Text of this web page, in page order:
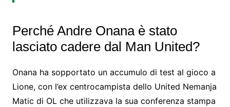
Perché Andre Onana è stato
lasciato cadere dal Man United?
Onana ha sopportato un accumulo di test al gioco a
Lione, con l’ex centrocampista dello United Nemanja
Matic di OL che utilizzava la sua conferenza stampa